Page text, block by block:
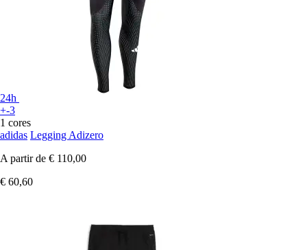
24h
+-3
1 cores
adidas Legging Adizero
A partir de € 110,00
€ 60,60